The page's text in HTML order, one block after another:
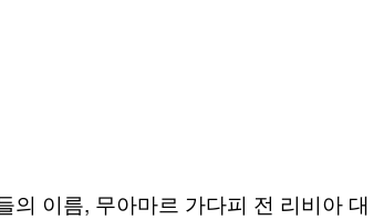
의 이름, 무아마르 가다피 전 리비아 대